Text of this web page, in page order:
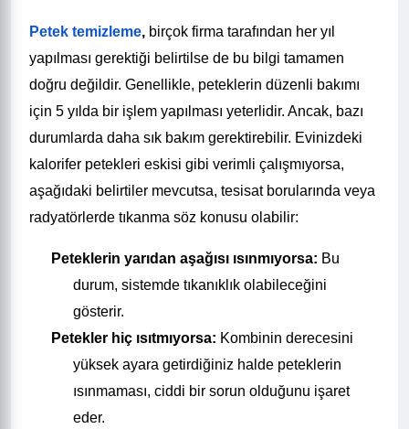
Petek temizleme, birçok firma tarafından her yıl
yapılması gerektiği belirtilse de bu bilgi tamamen
doğru değildir. Genellikle, peteklerin düzenli bakımı
için 5 yılda bir işlem yapılması yeterlidir. Ancak, bazı
durumlarda daha sık bakım gerektirebilir. Evinizdeki
kalorifer petekleri eskisi gibi verimli çalışmıyorsa,
aşağıdaki belirtiler mevcutsa, tesisat borularında veya
radyatörlerde tıkanma söz konusu olabilir:
Peteklerin yarıdan aşağısı ısınmıyorsa: Bu
durum, sistemde tıkanıklık olabileceğini
gösterir.
Petekler hiç ısıtmıyorsa: Kombinin derecesini
yüksek ayara getirdiğiniz halde peteklerin
ısınmaması, ciddi bir sorun olduğunu işaret
eder.